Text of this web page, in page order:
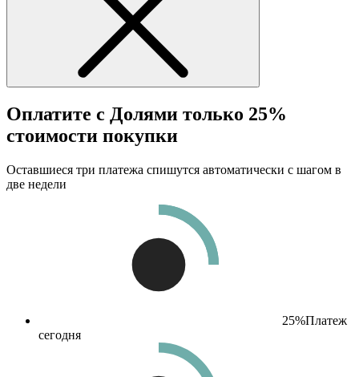
Оплатите с Долями только 25%
стоимости покупки
Оставшиеся три платежа спишутся автоматически с шагом в
две недели
25%Платеж
сегодня